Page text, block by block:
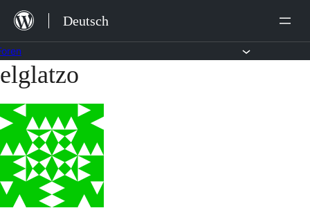
Zum
Inhalt
springen
Deutsch
Zum
Inhalt
springen
elglatzo